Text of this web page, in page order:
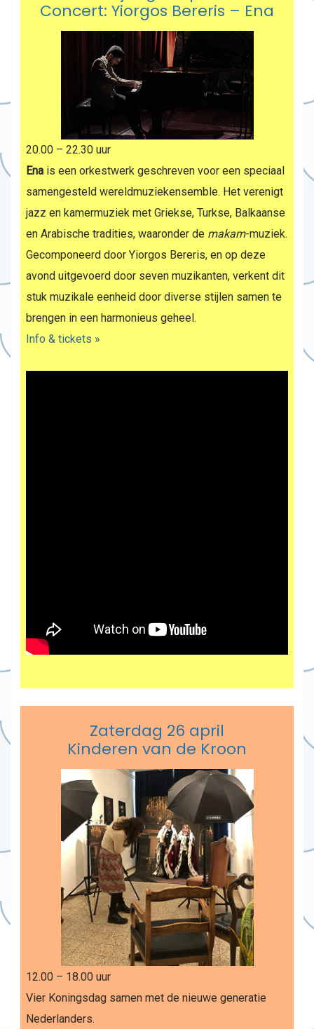
Concert: Yiorgos Bereris – Ena
20.00 – 22.30 uur
Ena is een orkestwerk geschreven voor een speciaal
samengesteld wereldmuziekensemble. Het verenigt
jazz en kamermuziek met Griekse, Turkse, Balkaanse
en Arabische tradities, waaronder de makam-muziek.
Gecomponeerd door Yiorgos Bereris, en op deze
avond uitgevoerd door seven muzikanten, verkent dit
stuk muzikale eenheid door diverse stijlen samen te
brengen in een harmonieus geheel.
Info & tickets »
Zaterdag 26 april
Kinderen van de Kroon
12.00 – 18.00 uur
Vier Koningsdag samen met de nieuwe generatie
Nederlanders.